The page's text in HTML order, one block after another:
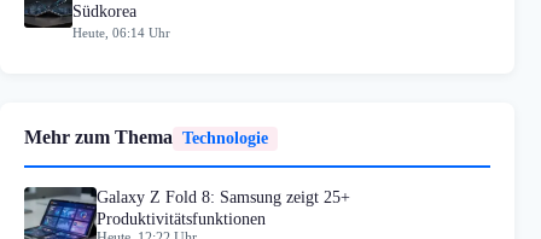
Südkorea
Heute, 06:14 Uhr
Mehr zum Thema Technologie
Galaxy Z Fold 8: Samsung zeigt 25+
Produktivitätsfunktionen